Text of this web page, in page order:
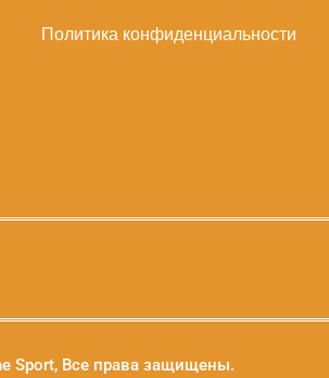
Политика конфиденциальности
Sport, Все права защищены.